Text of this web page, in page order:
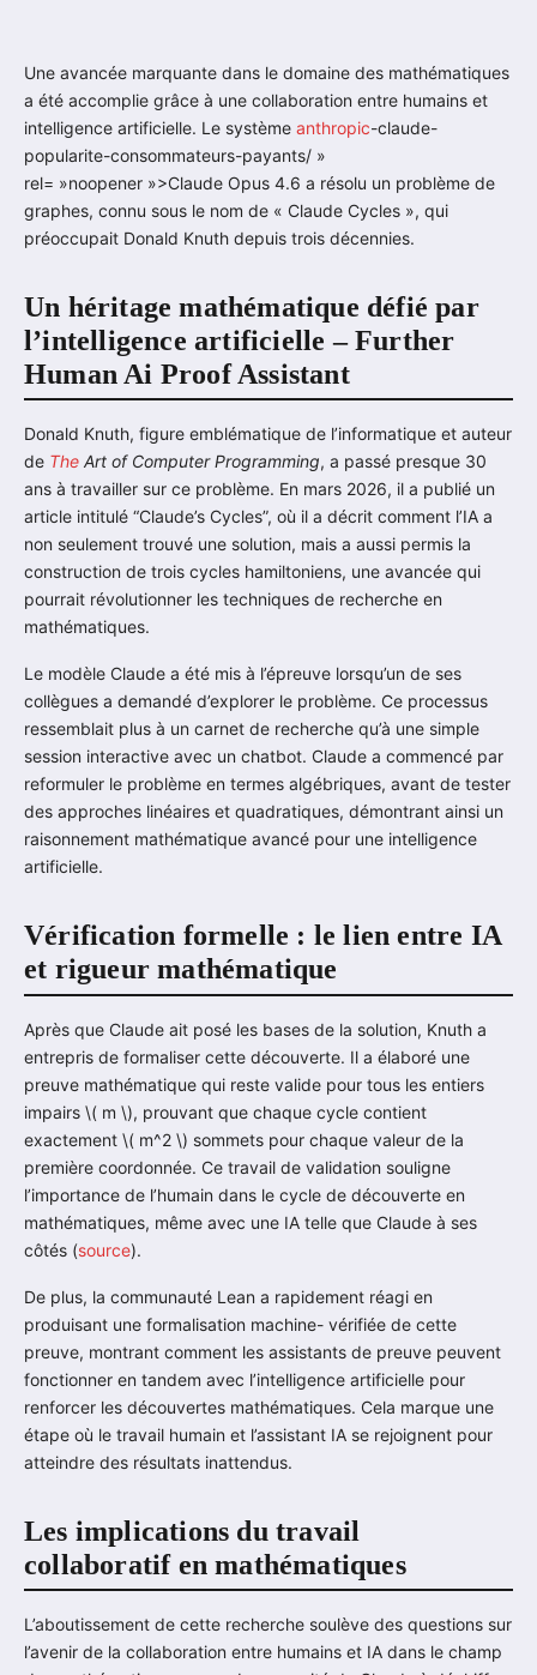
Une avancée marquante dans le domaine des mathématiques
a été accomplie grâce à une collaboration entre humains et
intelligence artificielle. Le système anthropic-claude-
popularite-consommateurs-payants/ »
rel= »noopener »>Claude Opus 4.6 a résolu un problème de
graphes, connu sous le nom de « Claude Cycles », qui
préoccupait Donald Knuth depuis trois décennies.
Un héritage mathématique défié par
l’intelligence artificielle – Further
Human Ai Proof Assistant
Donald Knuth, figure emblématique de l’informatique et auteur
de The Art of Computer Programming, a passé presque 30
ans à travailler sur ce problème. En mars 2026, il a publié un
article intitulé “Claude’s Cycles”, où il a décrit comment l’IA a
non seulement trouvé une solution, mais a aussi permis la
construction de trois cycles hamiltoniens, une avancée qui
pourrait révolutionner les techniques de recherche en
mathématiques.
Le modèle Claude a été mis à l’épreuve lorsqu’un de ses
collègues a demandé d’explorer le problème. Ce processus
ressemblait plus à un carnet de recherche qu’à une simple
session interactive avec un chatbot. Claude a commencé par
reformuler le problème en termes algébriques, avant de tester
des approches linéaires et quadratiques, démontrant ainsi un
raisonnement mathématique avancé pour une intelligence
artificielle.
Vérification formelle : le lien entre IA
et rigueur mathématique
Après que Claude ait posé les bases de la solution, Knuth a
entrepris de formaliser cette découverte. Il a élaboré une
preuve mathématique qui reste valide pour tous les entiers
impairs \( m \), prouvant que chaque cycle contient
exactement \( m^2 \) sommets pour chaque valeur de la
première coordonnée. Ce travail de validation souligne
l’importance de l’humain dans le cycle de découverte en
mathématiques, même avec une IA telle que Claude à ses
côtés (source).
De plus, la communauté Lean a rapidement réagi en
produisant une formalisation machine- vérifiée de cette
preuve, montrant comment les assistants de preuve peuvent
fonctionner en tandem avec l’intelligence artificielle pour
renforcer les découvertes mathématiques. Cela marque une
étape où le travail humain et l’assistant IA se rejoignent pour
atteindre des résultats inattendus.
Les implications du travail
collaboratif en mathématiques
L’aboutissement de cette recherche soulève des questions sur
l’avenir de la collaboration entre humains et IA dans le champ